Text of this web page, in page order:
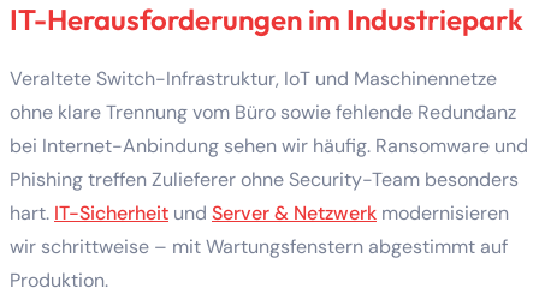
IT-Herausforderungen im Industriepark
Veraltete Switch-Infrastruktur, IoT und Maschinennetze
ohne klare Trennung vom Büro sowie fehlende Redundanz
bei Internet-Anbindung sehen wir häufig. Ransomware und
Phishing treffen Zulieferer ohne Security-Team besonders
hart. IT-Sicherheit und Server & Netzwerk modernisieren
wir schrittweise – mit Wartungsfenstern abgestimmt auf
Produktion.